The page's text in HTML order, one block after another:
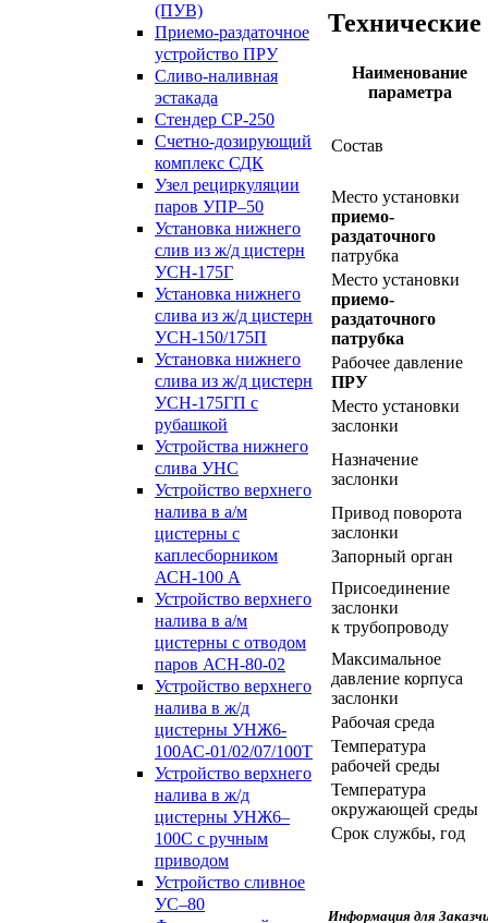
(ПУВ)
Приемо-раздаточное
устройство ПРУ
Сливо-наливная
эстакада
Стендер СР-250
Счетно-дозирующий
комплекс СДК
Узел рециркуляции
паров УПР–50
Установка нижнего
слив из ж/д цистерн
УСН-175Г
Установка нижнего
слива из ж/д цистерн
УСН-150/175П
Установка нижнего
слива из ж/д цистерн
УСН-175ГП с
рубашкой
Устройства нижнего
слива УНС
Устройство верхнего
налива в а/м
цистерны с
каплесборником
АСН-100 А
Устройство верхнего
налива в а/м
цистерны с отводом
паров АСН-80-02
Устройство верхнего
налива в ж/д
цистерны УНЖ6-
100АС-01/02/07/100Т
Устройство верхнего
налива в ж/д
цистерны УНЖ6–
100С с ручным
приводом
Устройство сливное
УС–80
Наименование
параметра
Состав
Место установки
приемо-
раздаточного
патрубка
Место установки
приемо-
раздаточного
патрубка
Рабочее давление
ПРУ
Место установки
заслонки
Назначение
заслонки
Привод поворота
заслонки
Запорный орган
Присоединение
заслонки
к трубопроводу
Максимальное
давление корпуса
заслонки
Рабочая среда
Температура
рабочей среды
Температура
окружающей среды
Срок службы, год
Информация для